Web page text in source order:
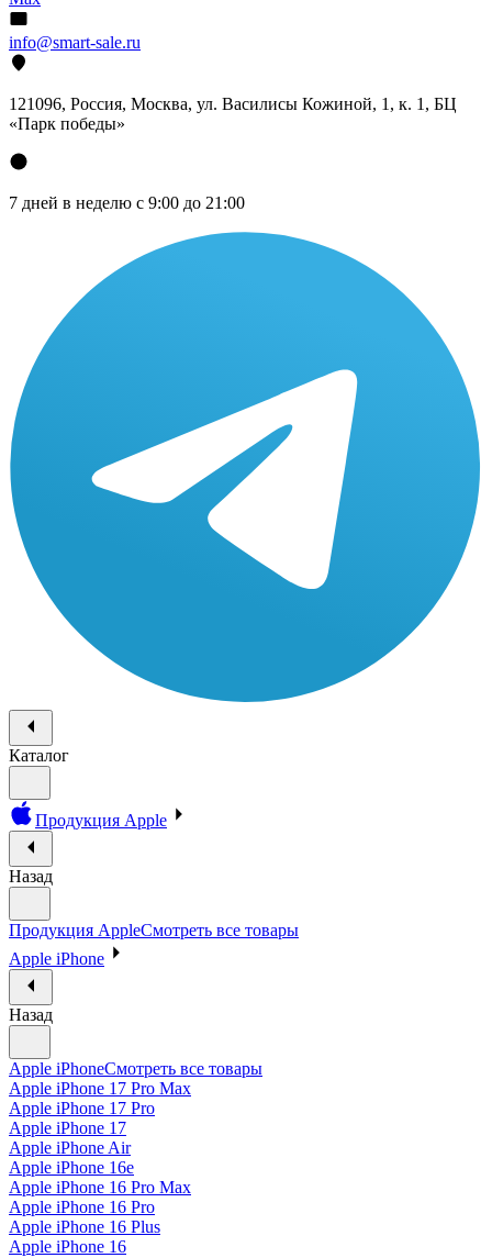
info@smart-sale.ru
121096, Россия, Москва, ул. Василисы Кожиной, 1, к. 1, БЦ
«Парк победы»
7 дней в неделю с 9:00 до 21:00
Каталог
Продукция Apple
Назад
Продукция AppleСмотреть все товары
Apple iPhone
Назад
Apple iPhoneСмотреть все товары
Apple iPhone 17 Pro Max
Apple iPhone 17 Pro
Apple iPhone 17
Apple iPhone Air
Apple iPhone 16e
Apple iPhone 16 Pro Max
Apple iPhone 16 Pro
Apple iPhone 16 Plus
Apple iPhone 16